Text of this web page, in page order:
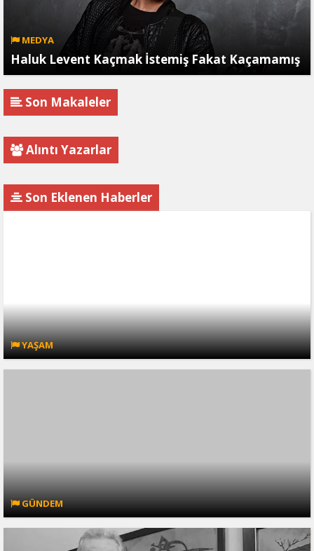
MEDYA
Haluk Levent Kaçmak İstemiş Fakat Kaçamamış
Son Makaleler
Alıntı Yazarlar
Son Eklenen Haberler
YAŞAM
GÜNDEM